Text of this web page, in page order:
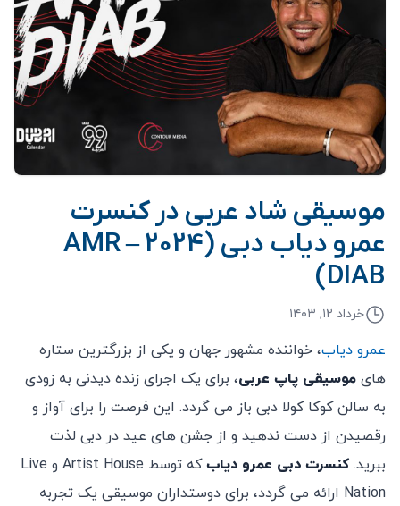
موسیقی شاد عربی در کنسرت
عمرو دیاب دبی (2024 – AMR
DIAB)
خرداد ۱۲, ۱۴۰۳
عمرو دیاب، خواننده مشهور جهان و یکی از بزرگترین ستاره
های موسیقی پاپ عربی، برای یک اجرای زنده دیدنی به زودی
به سالن کوکا کولا دبی باز می گردد. این فرصت را برای آواز و
رقصیدن از دست ندهید و از جشن های عید در دبی لذت
ببرید.کنسرت دبی عمرو دیاب
که توسط Artist House و Live
Nation ارائه می گردد، برای دوستداران موسیقی یک تجربه